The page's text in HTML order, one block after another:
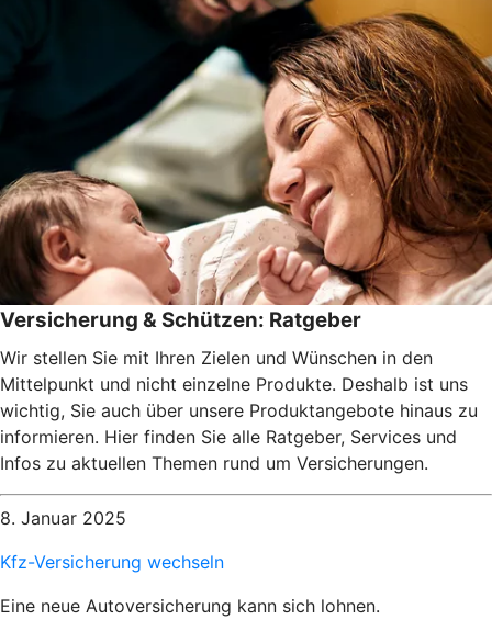
Versicherung & Schützen: Ratgeber
Wir stellen Sie mit Ihren Zielen und Wünschen in den
Mittelpunkt und nicht einzelne Produkte. Deshalb ist uns
wichtig, Sie auch über unsere Produktangebote hinaus zu
informieren. Hier finden Sie alle Ratgeber, Services und
Infos zu aktuellen Themen rund um Versicherungen.
8. Januar 2025
Kfz-Versicherung wechseln
Eine neue Autoversicherung kann sich lohnen.